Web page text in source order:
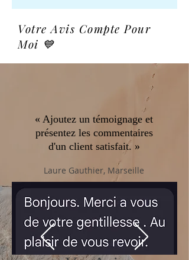
Votre Avis Compte Pour
Moi 💙
« Ajoutez un témoignage et
présentez les commentaires
d'un client satisfait. »
Laure Gauthier, Marseille